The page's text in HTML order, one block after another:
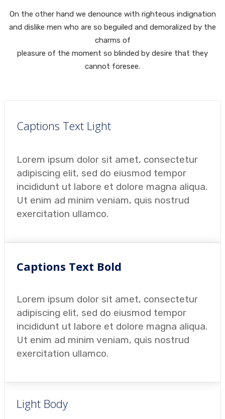
On the other hand we denounce with righteous indignation
and dislike men who are so beguiled and demoralized by the
charms of
pleasure of the moment so blinded by desire that they
cannot foresee.
Captions Text Light
Lorem ipsum dolor sit amet, consectetur
adipiscing elit, sed do eiusmod tempor
incididunt ut labore et dolore magna aliqua.
Ut enim ad minim veniam, quis nostrud
exercitation ullamco.
Captions Text Bold
Lorem ipsum dolor sit amet, consectetur
adipiscing elit, sed do eiusmod tempor
incididunt ut labore et dolore magna aliqua.
Ut enim ad minim veniam, quis nostrud
exercitation ullamco.
Light Body